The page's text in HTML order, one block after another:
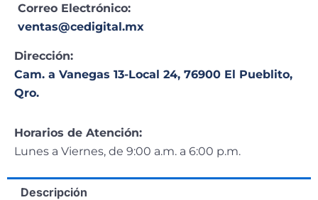
Correo Electrónico:
ventas@cedigital.mx
Dirección:
Cam. a Vanegas 13-Local 24, 76900 El Pueblito,
Qro.
Horarios de Atención:
Lunes a Viernes, de 9:00 a.m. a 6:00 p.m.
Descripción